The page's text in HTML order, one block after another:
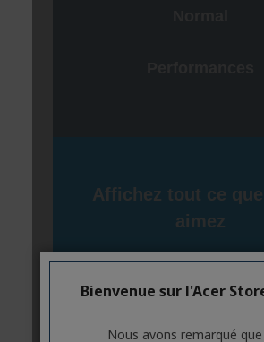
Bienvenue sur l'Acer
Nous avons remarqué